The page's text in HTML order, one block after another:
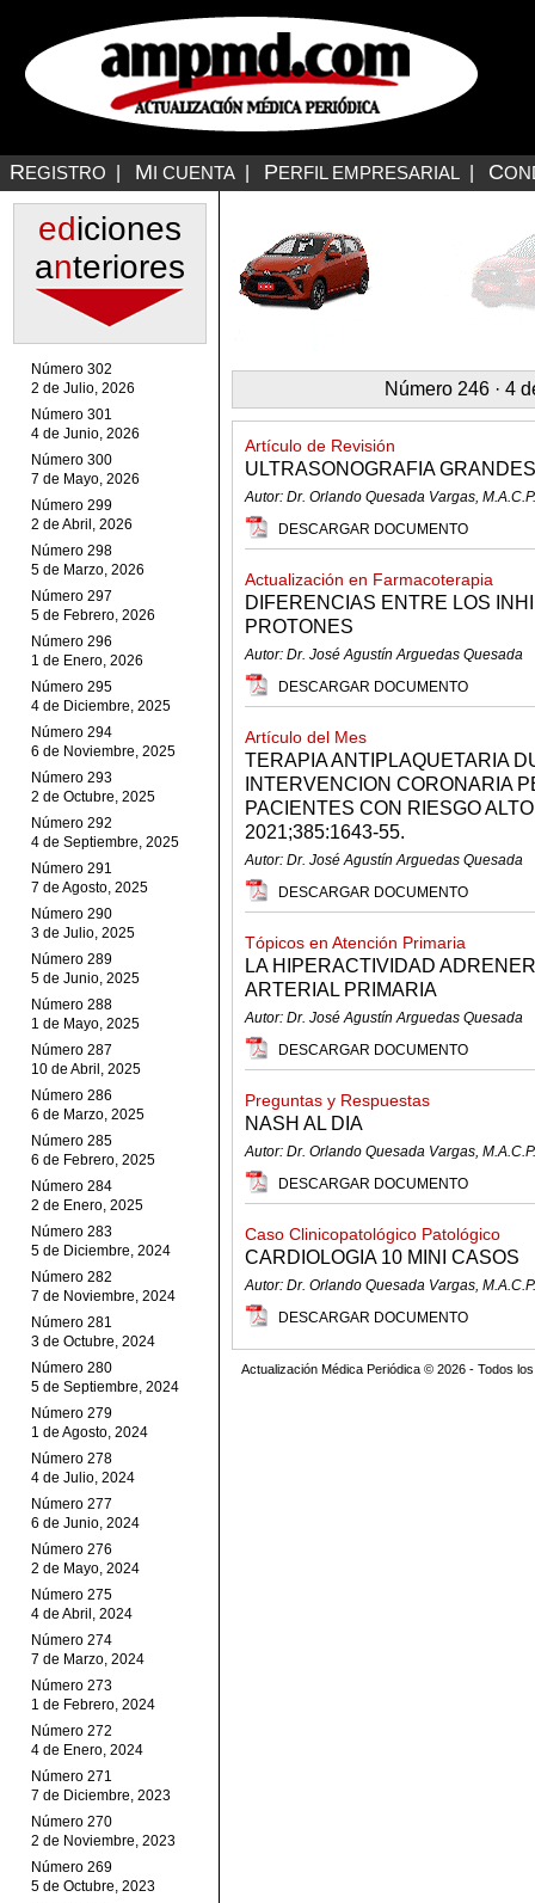
REGISTRO MI CUENTA PERFIL EMPRESARIAL C
ediciones
anteriores
Número 302
2 de Julio, 2026
Número 301
4 de Junio, 2026
Número 300
7 de Mayo, 2026
Número 299
2 de Abril, 2026
Número 298
5 de Marzo, 2026
Número 297
5 de Febrero, 2026
Número 296
1 de Enero, 2026
Número 295
4 de Diciembre, 2025
Número 294
6 de Noviembre, 2025
Número 293
2 de Octubre, 2025
Número 292
4 de Septiembre, 2025
Número 291
7 de Agosto, 2025
Número 290
3 de Julio, 2025
Número 289
5 de Junio, 2025
Número 288
1 de Mayo, 2025
Número 287
10 de Abril, 2025
Número 286
6 de Marzo, 2025
Número 285
6 de Febrero, 2025
Número 284
2 de Enero, 2025
Número 283
5 de Diciembre, 2024
Número 282
7 de Noviembre, 2024
Número 281
3 de Octubre, 2024
Número 280
5 de Septiembre, 2024
Número 279
1 de Agosto, 2024
Número 278
4 de Julio, 2024
Número 277
6 de Junio, 2024
Número 276
2 de Mayo, 2024
Número 275
4 de Abril, 2024
Número 274
7 de Marzo, 2024
Número 273
1 de Febrero, 2024
Número 272
4 de Enero, 2024
Número 271
7 de Diciembre, 2023
Número 270
2 de Noviembre, 2023
Número 269
5 de Octubre, 2023
Número 246 · 4
Artículo de Revisión
ULTRASONOGRAFIA
Autor: Dr. Orlando Quesada Vargas, M.A.C.P.
DESCARGAR DOCUMENTO
Actualización en Farmacoterapia
DIFERENCIAS ENTRE LOS
PROTONES
Autor: Dr. José Agustín Arguedas Quesada
DESCARGAR DOCUMENTO
Artículo del Mes
TERAPIA ANTIPLAQUETARIA
INTERVENCION CORONARIA
PACIENTES CON RIESGO
2021;385:1643-55.
Autor: Dr. José Agustín Arguedas Quesada
DESCARGAR DOCUMENTO
Tópicos en Atención Primaria
LA HIPERACTIVIDAD
ARTERIAL PRIMARIA
Autor: Dr. José Agustín Arguedas Quesada
DESCARGAR DOCUMENTO
Preguntas y Respuestas
NASH AL DIA
Autor: Dr. Orlando Quesada Vargas, M.A.C.P.
DESCARGAR DOCUMENTO
Caso Clinicopatológico Patológico
CARDIOLOGIA 10 MINI CASOS
Autor: Dr. Orlando Quesada Vargas, M.A.C.P.
DESCARGAR DOCUMENTO
Actualización Médica Periódica © 2026 - Todos